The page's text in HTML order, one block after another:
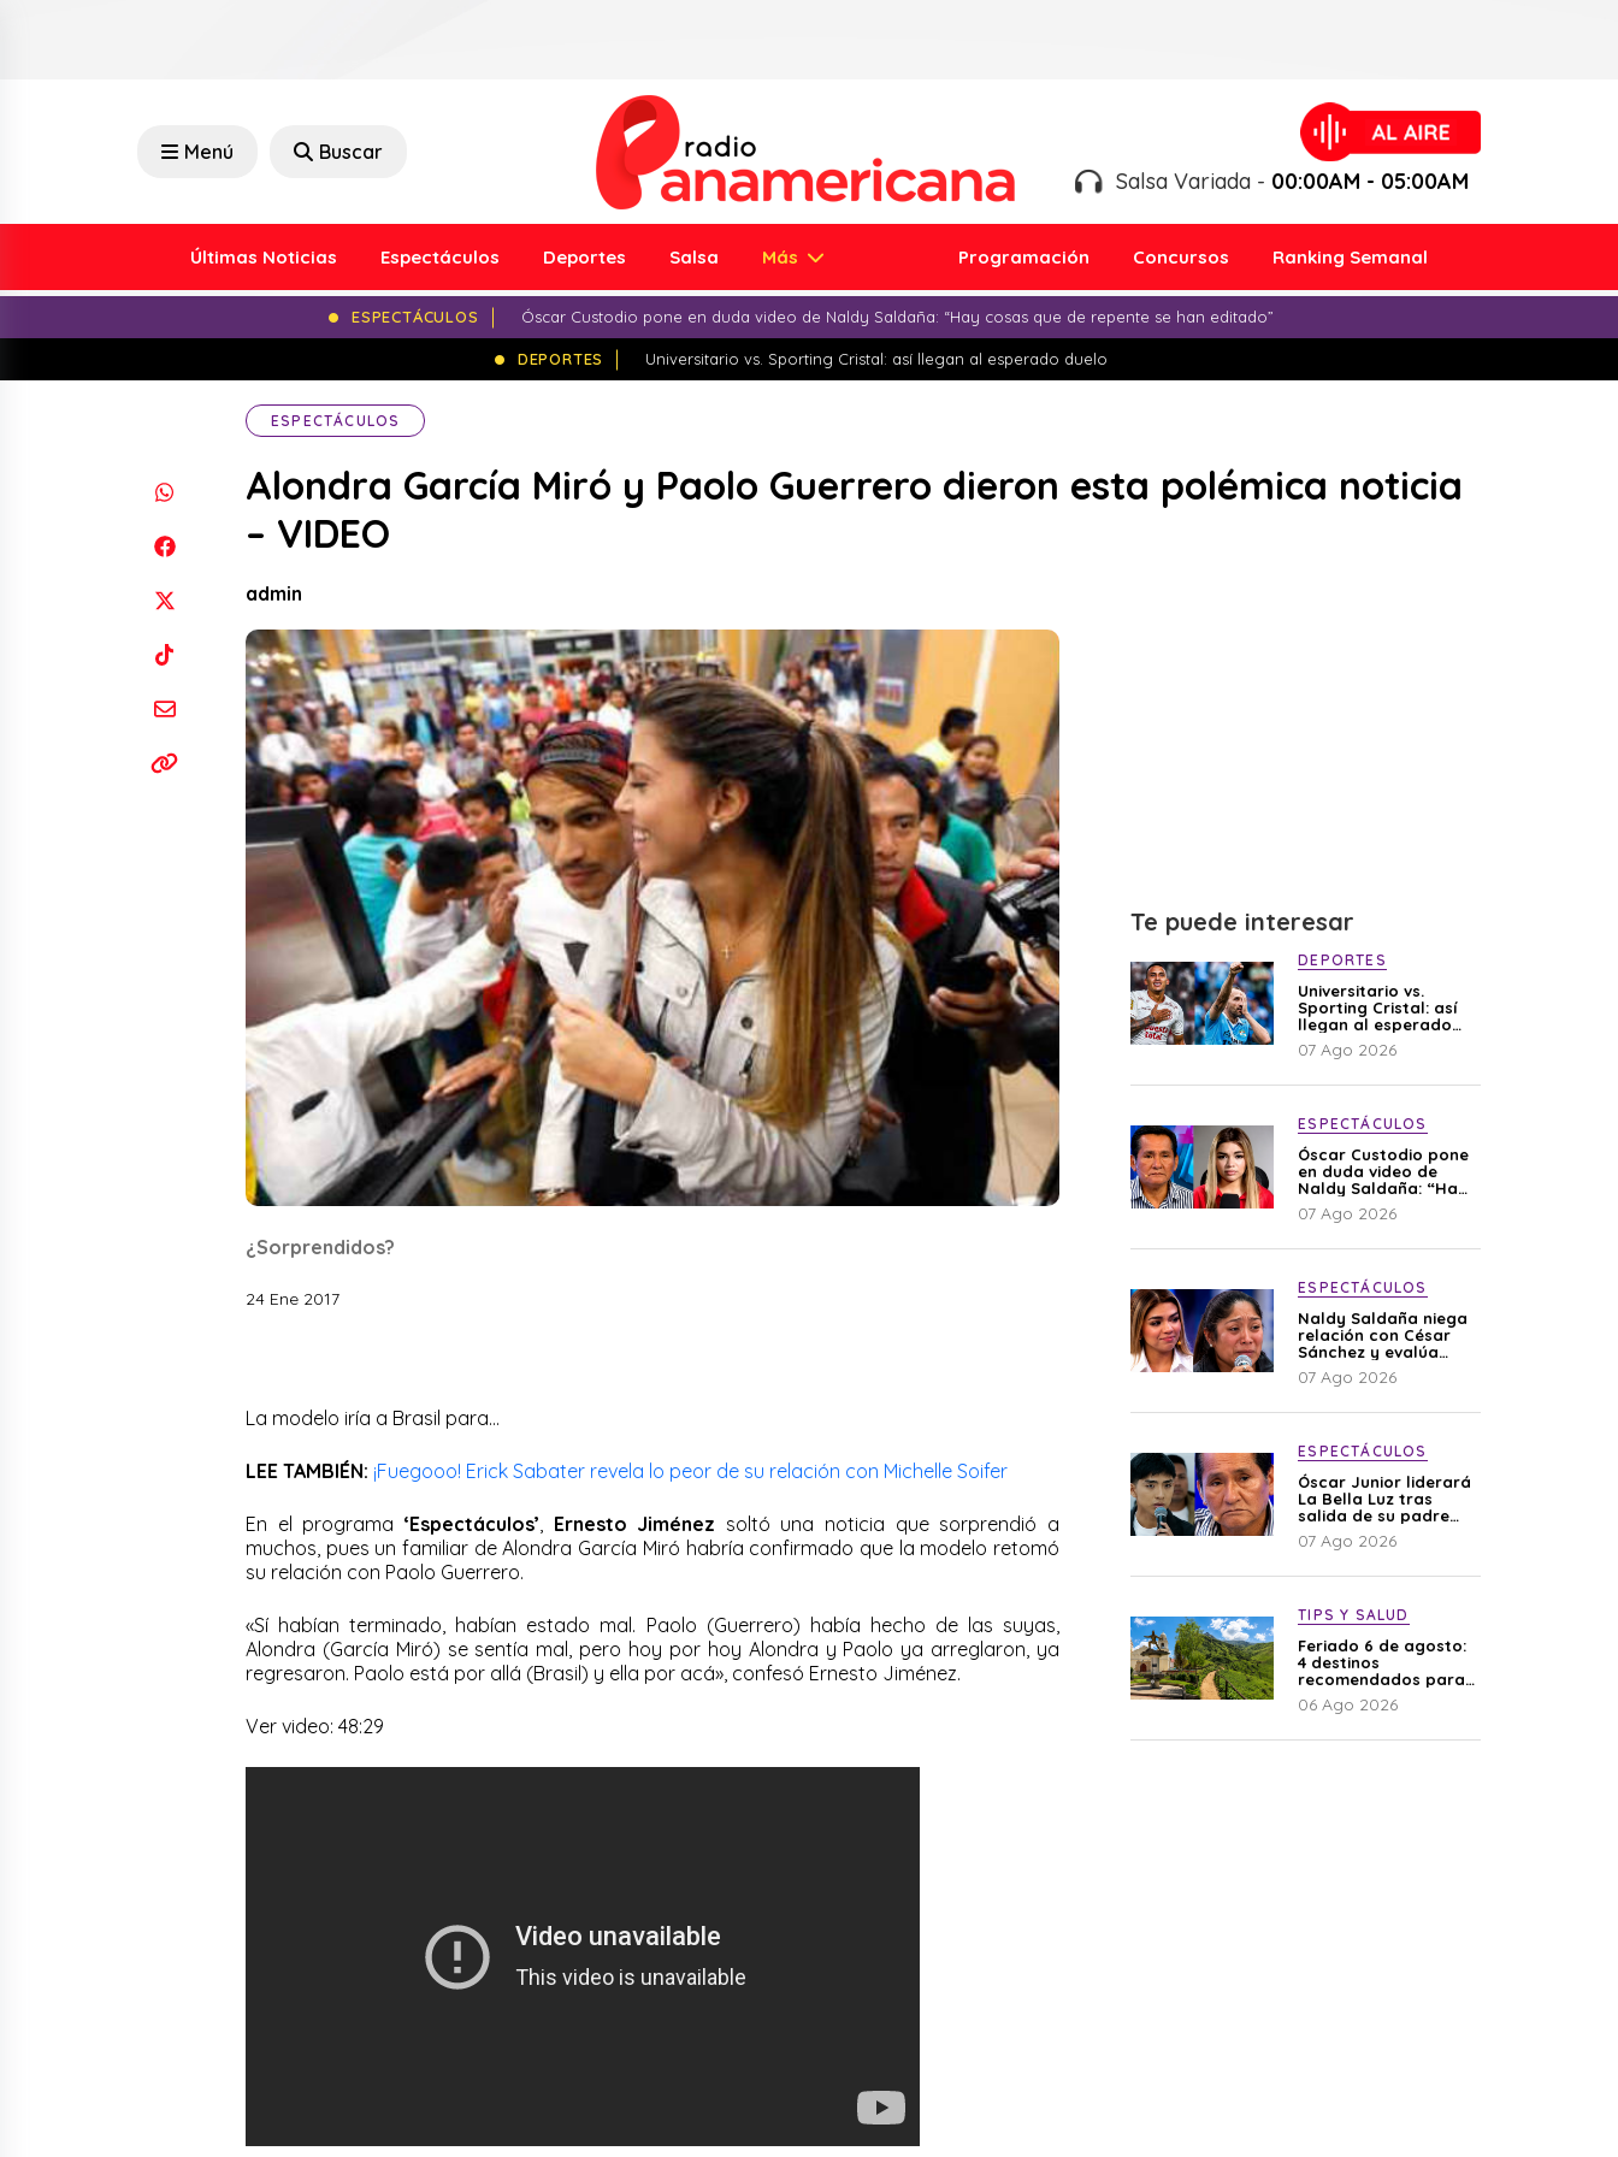
Menú Buscar
Salsa Variada - 00:00AM - 05:00AM
Últimas Noticias Espectáculos Deportes Salsa Más Programación Concursos Ranking Semanal
ESPECTÁCULOS Óscar Custodio pone en duda video de Naldy Saldaña: “Hay cosas que de repente se han editado”
DEPORTES Universitario vs. Sporting Cristal: así llegan al esperado duelo
ESPECTÁCULOS
Alondra García Miró y Paolo Guerrero dieron esta polémica noticia
– VIDEO
admin
¿Sorprendidos?
24 Ene 2017
La modelo iría a Brasil para…
LEE TAMBIÉN: ¡Fuegooo! Erick Sabater revela lo peor de su relación con Michelle Soifer
En el programa ‘Espectáculos’ Ernesto Jiménez soltó una noticia que sorprendió a
muchos, pues un familiar de Alondra García Miró habría confirmado que la modelo retomó
su relación con Paolo Guerrero.
«Sí habían terminado, habían estado mal. Paolo (Guerrero) había hecho de las suyas,
Alondra (García Miró) se sentía mal, pero hoy por hoy Alondra y Paolo ya arreglaron, ya
regresaron. Paolo está por allá (Brasil) y ella por acá», confesó Ernesto Jiménez.
Ver video: 48:29
Te puede interesar
DEPORTES
Universitario vs.
Sporting Cristal: así
llegan al esperado
duelo
07 Ago 2026
ESPECTÁCULOS
Óscar Custodio pone
en duda video de
Naldy Saldaña: “Hay
cosas que de repente
se han editado”
07 Ago 2026
ESPECTÁCULOS
Naldy Saldaña niega
relación con César
Sánchez y evalúa
denunciar a su
esposa: “Es una
07 Ago 2026
ESPECTÁCULOS
Óscar Junior liderará
La Bella Luz tras
salida de su padre
por polémica con
Naldy Saldaña
07 Ago 2026
TIPS Y SALUD
Feriado 6 de agosto:
4 destinos
recomendados para
disfrutar el descanso
06 Ago 2026